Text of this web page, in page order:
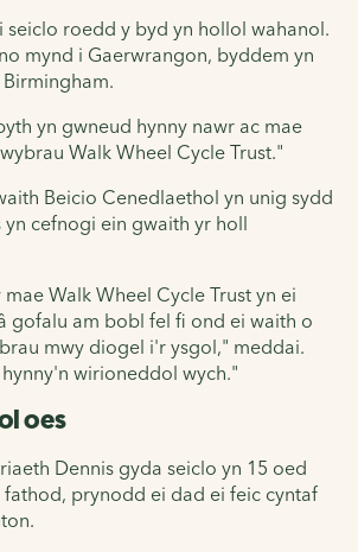
seiclo roedd y byd yn hollol wahanol.
mynd i Gaerwrangon, byddem yn
yn gwneud hynny nawr ac mae
Walk Wheel Cycle Trust."
Beicio Cenedlaethol yn unig sydd
cefnogi ein gwaith yr holl
Walk Wheel Cycle Trust yn ei
gofalu am bobl fel fi ond ei waith o
mwy diogel i'r ysgol," meddai.
wirioneddol wych."
oes
Dennis gyda seiclo yn 15 oed
prynodd ei dad ei feic cyntaf